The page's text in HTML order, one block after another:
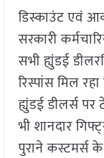
डिस्काउंट एवं
सरकारी
सभी ह्युंडई
रिस्पांस मिल रहा
ह्युंडई डीलर्स
भी शानदार
पुराने कस्टमर्स